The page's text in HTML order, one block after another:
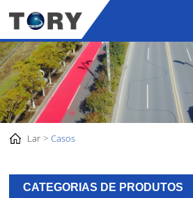
Lar Casos
CATEGORIAS DE PRODUTOS